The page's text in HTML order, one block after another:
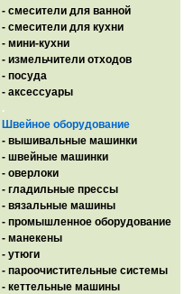
- смесители для ванной
- смесители для кухни
- мини-кухни
- измельчители отходов
- посуда
- аксессуары
.
Швейное оборудование
- вышивальные машинки
- швейные машинки
- оверлоки
- гладильные прессы
- вязальные машины
- промышленное оборудование
- манекены
- утюги
- пароочистительные системы
- кеттельные машины